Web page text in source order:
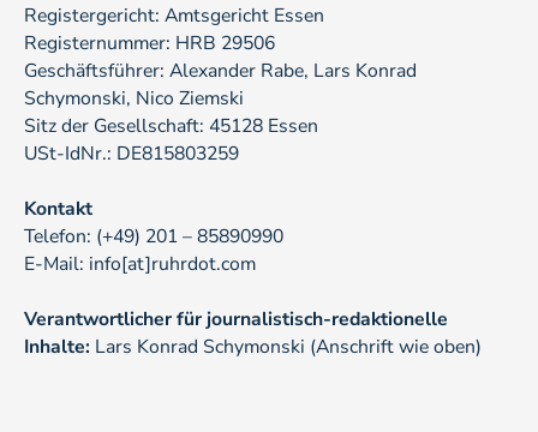
Registergericht: Amtsgericht Essen
Registernummer: HRB 29506
Geschäftsführer: Alexander Rabe, Lars Konrad
Schymonski, Nico Ziemski
Sitz der Gesellschaft: 45128 Essen
USt-IdNr.: DE815803259
Kontakt
Telefon: (+49) 201 – 85890990
E-Mail: info[at]ruhrdot.com
Verantwortlicher für journalistisch-redaktionelle
Inhalte: Lars Konrad Schymonski (Anschrift wie oben)